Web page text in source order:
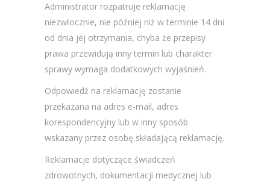
Administrator rozpatruje reklamację
niezwłocznie, nie później niż w terminie 14 dni
od dnia jej otrzymania, chyba że przepisy
prawa przewidują inny termin lub charakter
sprawy wymaga dodatkowych wyjaśnień.
Odpowiedź na reklamację zostanie
przekazana na adres e-mail, adres
korespondencyjny lub w inny sposób
wskazany przez osobę składającą reklamację.
Reklamacje dotyczące świadczeń
zdrowotnych, dokumentacji medycznej lub